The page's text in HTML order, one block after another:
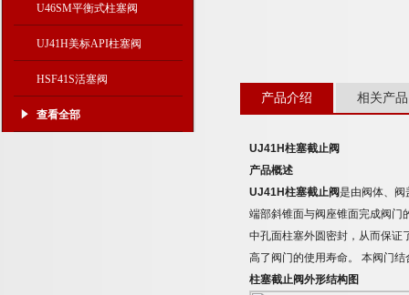
U46SM平衡式柱塞阀
UJ41H美标API柱塞阀
HSF41S活塞阀
查看全部
产品介绍 相关产品
UJ41H柱塞截止阀
产品概述
UJ41H柱塞截止阀是由阀体、阀
端部斜锥面与阀座锥面完成阀门
中孔面柱塞外圆密封，从而保证
高了阀门的使用寿命。
本阀门结
柱塞截止阀外形结构图